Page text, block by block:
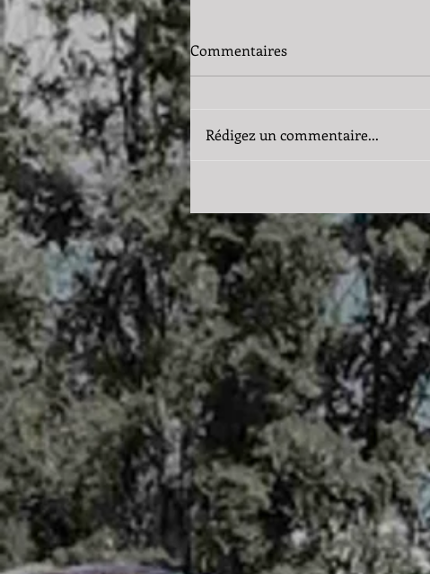
Commentaires
Rédigez un commentaire...